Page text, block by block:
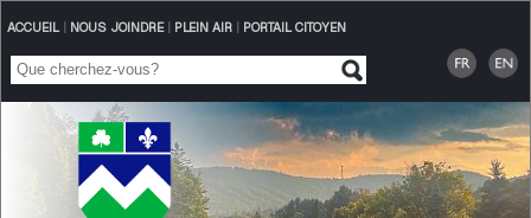
ACCUEIL| NOUS JOINDRE| PLEIN AIR| PORTAIL CITOYEN